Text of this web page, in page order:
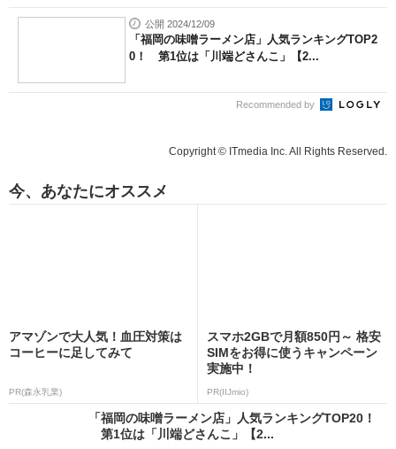
公開 2024/12/09
「福岡の味噌ラーメン店」人気ランキングTOP2
0！ 第1位は「川端どさんこ」【2...
Recommended by
Copyright © ITmedia Inc. All Rights Reserved.
今、あなたにオススメ
アマゾンで大人気！血圧対策は
コーヒーに足してみて
PR(森永乳業)
スマホ2GBで月額850円～ 格安
SIMをお得に使うキャンペーン
実施中！
PR(IIJmio)
「福岡の味噌ラーメン店」人気ランキングTOP20！
第1位は「川端どさんこ」【2...